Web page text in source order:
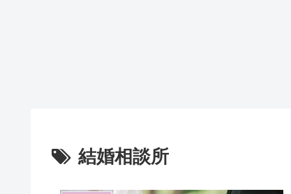
結婚相談所